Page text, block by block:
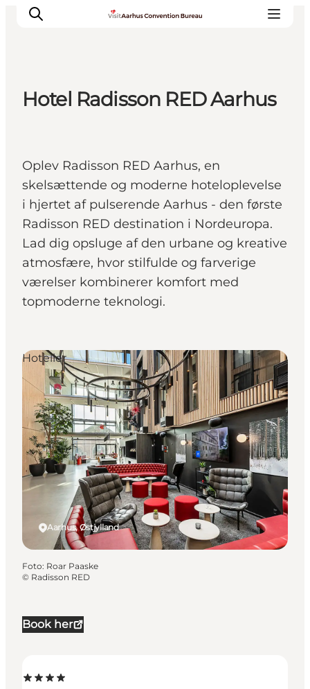
Vores service
Viden & Netværk
Kontakt
Hotel Radisson RED Aarhus
Oplev Radisson RED Aarhus, en
skelsættende og moderne hoteloplevelse
i hjertet af pulserende Aarhus - den første
Radisson RED destination i Nordeuropa.
Lad dig opsluge af den urbane og kreative
atmosfære, hvor stilfulde og farverige
værelser kombinerer komfort med
topmoderne teknologi.
Book her
Aarhus, Østjylland
Hoteller
Foto: Roar Paaske
© Radisson RED